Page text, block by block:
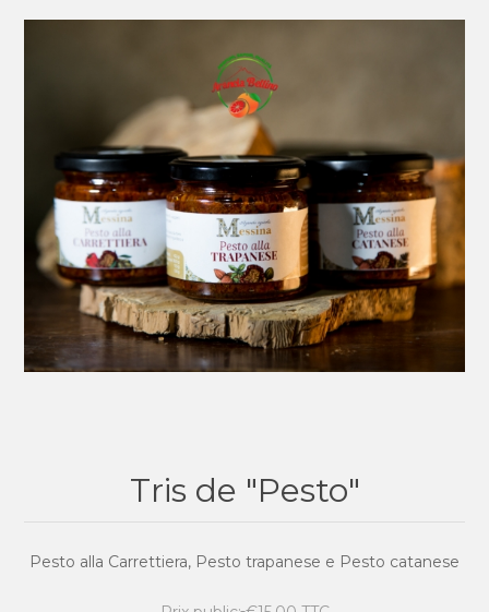
Tris de "Pesto"
Pesto alla Carrettiera, Pesto trapanese e Pesto catanese